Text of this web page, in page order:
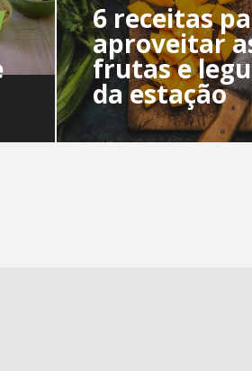
6 receitas
aproveitar
frutas e
da estação